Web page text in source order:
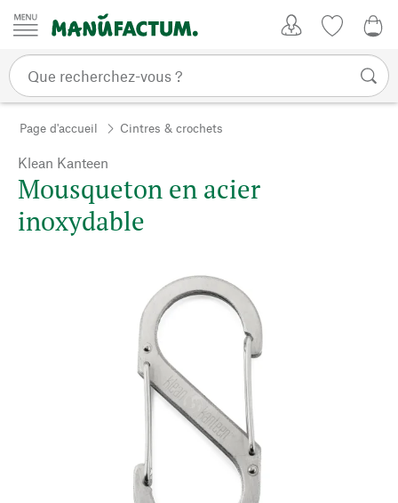
Passer au contenu
Page d'accueil Cintres & crochets
Klean Kanteen
Mousqueton en acier
inoxydable